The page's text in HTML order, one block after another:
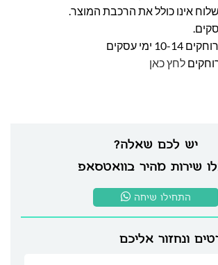
יש לכם שאלה?
שירות מהיר בוואטסאפ
התחילו שיחה
ונחזור אליכם
אינו כולל את הרכבת המוצר.
ימי עסקים
לחץ כאן